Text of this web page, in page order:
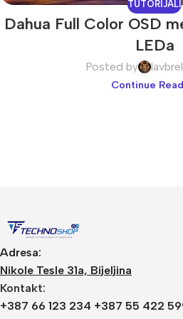
TUTORIJALI
Dahua Full Color OSD
LEDa
Posted by
Continue
Adresa:
Nikole Tesle 31a, Bijeljina
Kontakt:
+387 66 123 234 +387 55 422